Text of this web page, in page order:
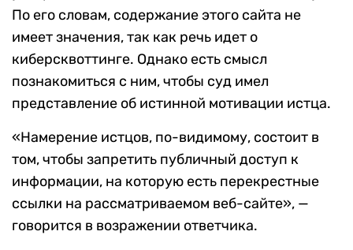
По его словам, содержание этого сайта не
имеет значения, так как речь идет о
киберсквоттинге. Однако есть смысл
познакомиться с ним, чтобы суд имел
представление об истинной мотивации истца.
«Намерение истцов, по-видимому, состоит в
том, чтобы запретить публичный доступ к
информации, на которую есть перекрестные
ссылки на рассматриваемом веб-сайте», —
говорится в возражении ответчика.